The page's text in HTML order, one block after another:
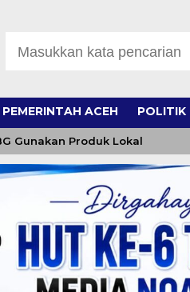
PEMERINTAH ACEH POLITIK
Produk Lokal